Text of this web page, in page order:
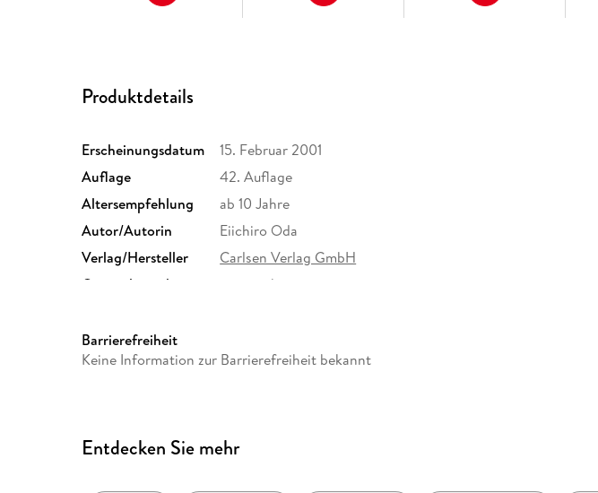
Produktdetails
Erscheinungsdatum 15. Februar 2001
Auflage
42. Auflage
Altersempfehlung
ab 10 Jahre
Autor/Autorin
Eiichiro Oda
Verlag/Hersteller
Carlsen Verlag GmbH
Originalsprache
japanisch
Größe (L/B/H)
ISBN
9783551745811
Barrierefreiheit
Keine Information zur Barrierefreiheit bekannt
Entdecken Sie mehr